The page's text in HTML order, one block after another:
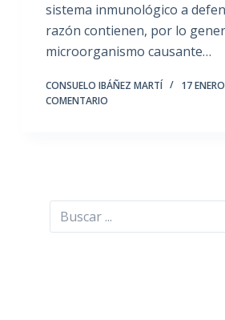
sistema inmunológico a
razón contienen, por lo
microorganismo causante…
CONSUELO IBÁÑEZ MARTÍ 17
COMENTARIO
Buscar